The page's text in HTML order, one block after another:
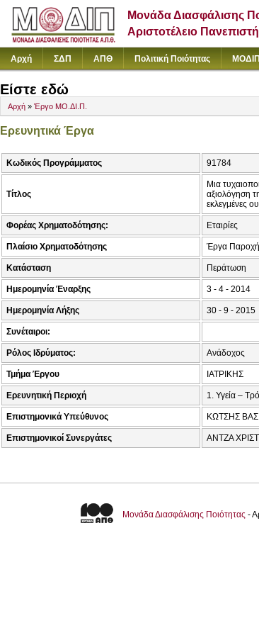
Μονάδα Διασφάλισης
Αριστοτέλειο
Αρχή ΣΔΠ ΑΠΘ Πολιτική Ποιότητας ΜΟΔΙΠ
Είστε εδώ
Αρχή » Έργο ΜΟ.ΔΙ.Π.
Ερευνητικά Έργα
Κωδικός Προγράμματος 91784
Τίτλος
Μια
αξιολόγηση
εκλεγμένες
Φορέας Χρηματοδότησης: Εταιρίες
Πλαίσιο Χρηματοδότησης Έργα
Κατάσταση Περάτωση
Ημερομηνία Έναρξης 3 - 4 - 2014
Ημερομηνία Λήξης 30 - 9 - 2015
Συνέταιροι:
Ρόλος Ιδρύματος: Ανάδοχος
Τμήμα Έργου ΙΑΤΡΙΚΗΣ
Ερευνητική Περιοχή 1. Υγεία –
Επιστημονικά Υπεύθυνος ΚΩΤΣΗΣ
Επιστημονικοί Συνεργάτες ΑΝΤΖΑ
Μονάδα Διασφάλισης Ποιότητας -